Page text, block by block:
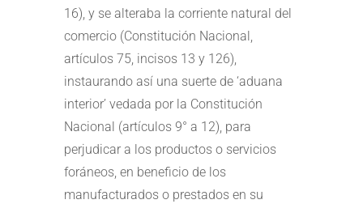
16), y se alteraba la corriente natural del
comercio (Constitución Nacional,
artículos 75, incisos 13 y 126),
instaurando así una suerte de ‘aduana
interior’ vedada por la Constitución
Nacional (artículos 9° a 12), para
perjudicar a los productos o servicios
foráneos, en beneficio de los
manufacturados o prestados en su